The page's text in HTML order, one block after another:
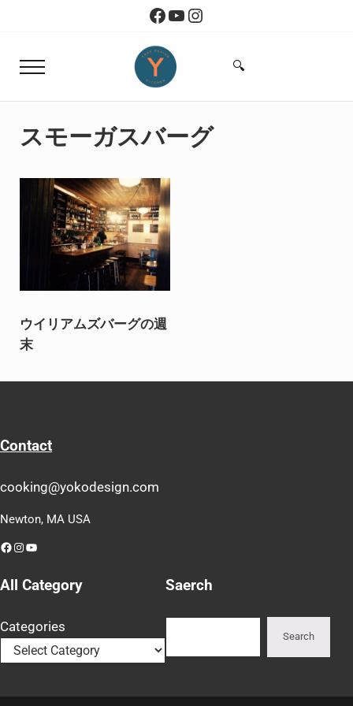
Skip to header right navigationFacebook
YouTube
Instagram
Menu
Yoko Design Kitchen
Search...
🔍
スモーガスバーグ
ウイリアムズバーグの週
末
Contact
cooking@yokodesign.com
Newton, MA USA
Facebook
Instagram
YouTube
All Category
Categories
Saerch
Search